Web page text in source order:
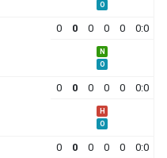
O
0 0 0 0 0 0:0
N
O
0 0 0 0 0 0:0
H
O
0 0 0 0 0 0:0